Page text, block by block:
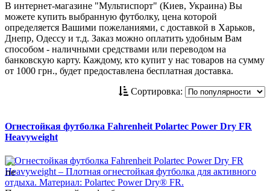
В интернет-магазине "Мультиспорт" (Киев, Украина) Вы
можете купить выбранную футболку, цена которой
определяется Вашими пожеланиями, с доставкой в Харьков,
Днепр, Одессу и т.д. Заказ можно оплатить удобным Вам
способом - наличными средствами или переводом на
банковскую карту. Каждому, кто купит у нас товаров на сумму
от 1000 грн., будет предоставлена бесплатная доставка.
Сортировка:
Огнестойкая футболка Fahrenheit Polartec Power Dry FR
Heavyweight